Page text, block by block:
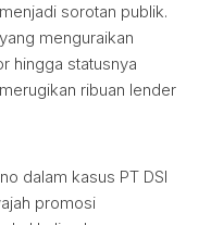
sorotan publik.
menguraikan
hingga statusnya
ribuan lender
dalam kasus PT DSI
promosi